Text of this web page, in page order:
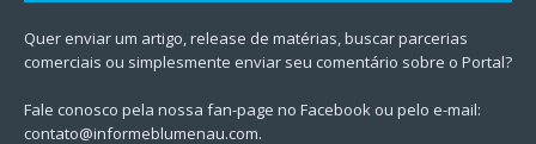
Quer enviar um artigo, release de matérias, buscar parcerias
comerciais ou simplesmente enviar seu comentário sobre o Portal?
Fale conosco pela nossa fan-page no Facebook ou pelo e-mail:
contato@informeblumenau.com.